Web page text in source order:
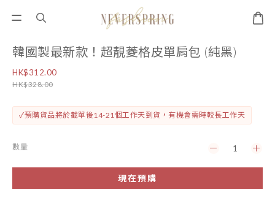
韓國製最新款！超靚菱格皮單肩包 (純黑)
HK$312.00
HK$328.00
✓預購貨品將於截單後14-21個工作天到貨，有機會需時較長工作天
數量
現在預購